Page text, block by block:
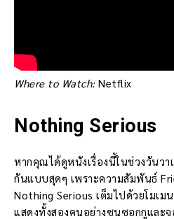
Where to Watch:Netflix
Nothing Serious
หากคุณได้ดูหนังเรื่องนี้ในช่วงวันว
กันแบบสุดๆ เพราะความสัมพันธ์
Nothing Serious เต็มไปด้วยโมเ
แสดงทั้งสองคนอย่างซนซอกกูและ